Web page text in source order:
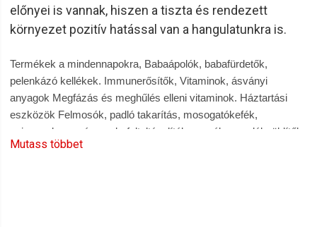
előnyei is vannak, hiszen a tiszta és rendezett
környezet pozitív hatással van a hangulatunkra is.
Termékek a mindennapokra, Babaápolók, babafürdetők,
pelenkázó kellékek. Immunerősítők, Vitaminok, ásványi
anyagok Megfázás és meghűlés elleni vitaminok. Háztartási
eszközök Felmosók, padló takarítás, mosogatókefék,
szivacsok, mosószerek, folteltávolítók, mosókapszulák, öblítők.
Konyhai törlőkendő, szemeteszsák. Szobai Illatosítók,
Mutass többet